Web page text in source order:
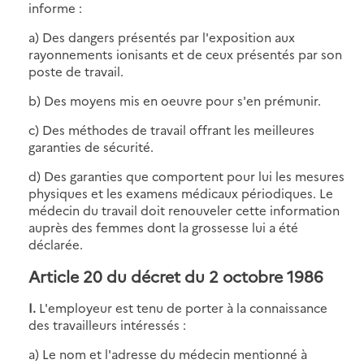
informe :
a) Des dangers présentés par l'exposition aux
rayonnements ionisants et de ceux présentés par son
poste de travail.
b) Des moyens mis en oeuvre pour s'en prémunir.
c) Des méthodes de travail offrant les meilleures
garanties de sécurité.
d) Des garanties que comportent pour lui les mesures
physiques et les examens médicaux périodiques. Le
médecin du travail doit renouveler cette information
auprès des femmes dont la grossesse lui a été
déclarée.
Article 20 du décret du 2 octobre 1986
I. L'employeur est tenu de porter à la connaissance
des travailleurs intéressés :
a) Le nom et l'adresse du médecin mentionné à